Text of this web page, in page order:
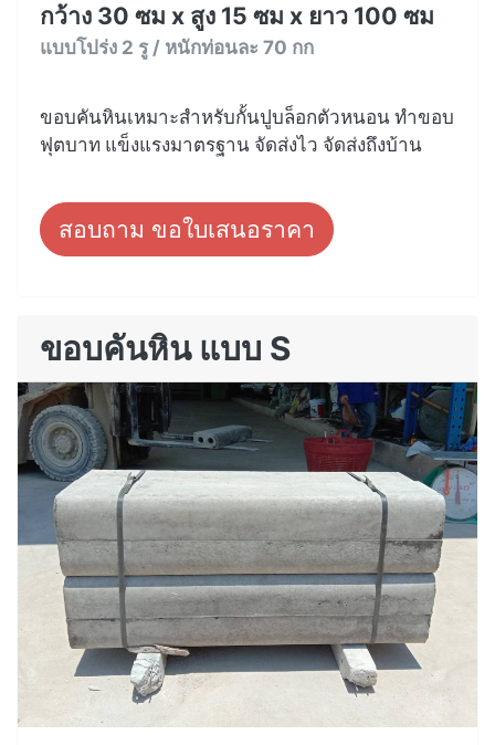
กว้าง 30 ซม x สูง 15 ซม x ยาว 100 ซม
แบบโปร่ง 2 รู / หนักท่อนละ 70 กก
ขอบคันหินเหมาะสำหรับกั้นปูบล็อกตัวหนอน ทำขอบ
ฟุตบาท แข็งแรงมาตรฐาน จัดส่งไว จัดส่งถึงบ้าน
สอบถาม ขอใบเสนอราคา
ขอบคันหิน แบบ S